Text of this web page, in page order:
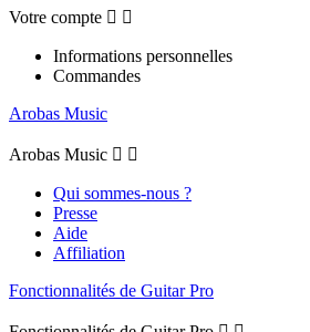
Votre compte  
Informations personnelles
Commandes
Arobas Music
Arobas Music  
Qui sommes-nous ?
Presse
Aide
Affiliation
Fonctionnalités de Guitar Pro